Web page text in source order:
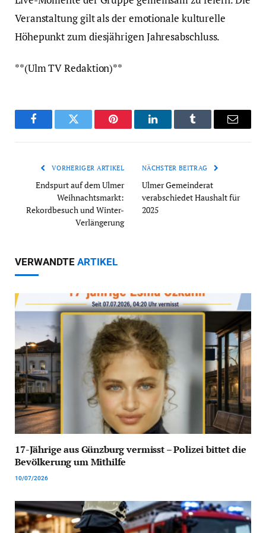
Veranstaltung gilt als der emotionale kulturelle
Höhepunkt zum diesjährigen Jahresabschluss.
**(Ulm TV Redaktion)**
FacebookTwitter Pinterest LinkedInTumblr Email
VORHERIGER ARTIKEL
Endspurt auf dem Ulmer
Weihnachtsmarkt:
Rekordbesuch und Winter-
Verlängerung
NÄCHSTER BEITRAG
Ulmer Gemeinderat
verabschiedet Haushalt für
2025
VERWANDTE ARTIKEL
17-Jährige aus Günzburg vermisst – Polizei bittet die
Bevölkerung um Mithilfe
10/07/2026